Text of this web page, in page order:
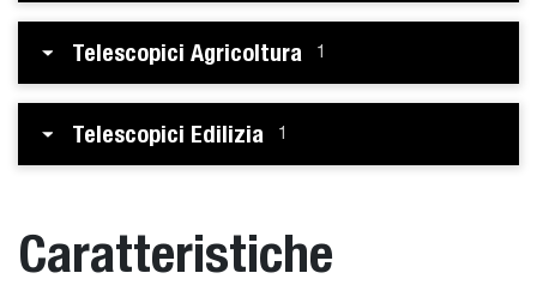
Telescopici Agricoltura 1
Telescopici Edilizia 1
Caratteristiche